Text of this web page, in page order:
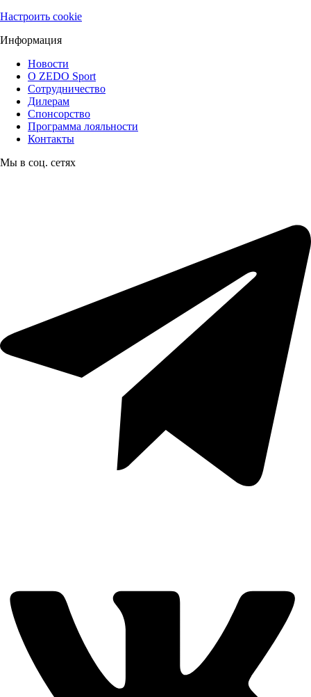
Настроить cookie
Информация
Новости
О ZEDO Sport
Сотрудничество
Дилерам
Спонсорство
Программа лояльности
Контакты
Мы в соц. сетях